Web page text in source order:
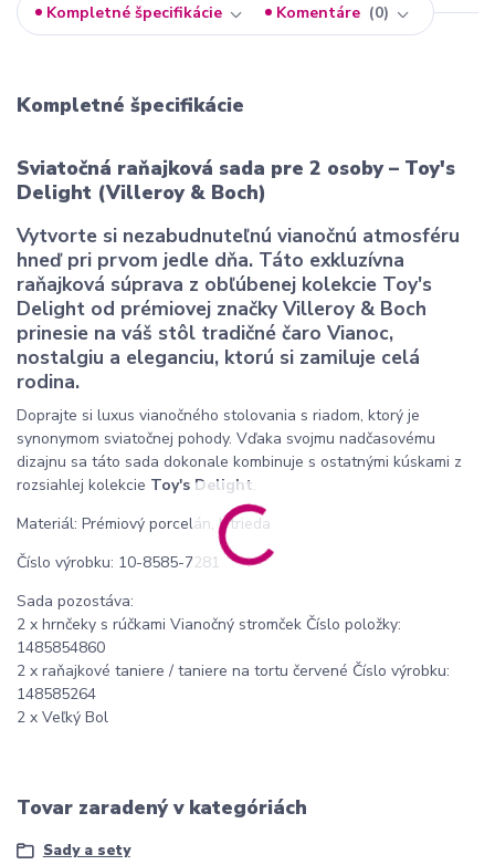
Kompletné špecifikácie Komentáre 0
Kompletné špecifikácie
Sviatočná raňajková sada pre 2 osoby – Toy's
Delight (Villeroy & Boch)
Vytvorte si nezabudnuteľnú vianočnú atmosféru
hneď pri prvom jedle dňa. Táto exkluzívna
raňajková súprava z obľúbenej kolekcie Toy's
Delight od prémiovej značky Villeroy & Boch
prinesie na váš stôl tradičné čaro Vianoc,
nostalgiu a eleganciu, ktorú si zamiluje celá
rodina.
Doprajte si luxus vianočného stolovania s riadom, ktorý je
synonymom sviatočnej pohody. Vďaka svojmu nadčasovému
dizajnu sa táto sada dokonale kombinuje s ostatnými kúskami z
rozsiahlej kolekcie Toy's Delight.
Materiál: Prémiový porcelán, I. trieda
Číslo výrobku: 10-8585-7281
Sada pozostáva:
2 x hrnčeky s rúčkami Vianočný stromček Číslo položky:
1485854860
2 x raňajkové taniere / taniere na tortu červené Číslo výrobku:
148585264
2 x Veľký Bol
Tovar zaradený v kategóriách
Sady a sety